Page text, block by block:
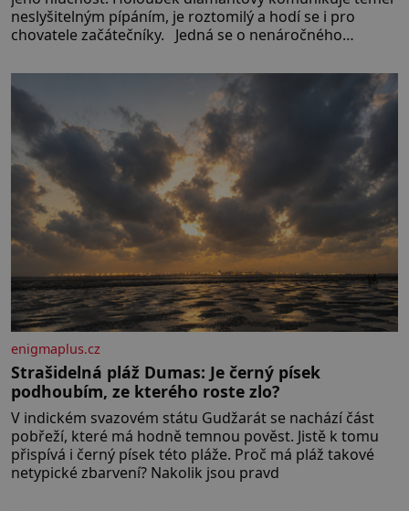
neslyšitelným pípáním, je roztomilý a hodí se i pro
chovatele začátečníky. Jedná se o nenáročného
času tráví na zemi, kde sbírá zbytky semínek Jeho
domovinou je prakticky celá Austrálie s výjimkou
pobřežní oblasti.
enigmaplus.cz
Strašidelná pláž Dumas: Je černý písek
podhoubím, ze kterého roste zlo?
V indickém svazovém státu Gudžarát se nachází část
pobřeží, které má hodně temnou pověst. Jistě k tomu
přispívá i černý písek této pláže. Proč má pláž takové
netypické zbarvení? Nakolik jsou pravd